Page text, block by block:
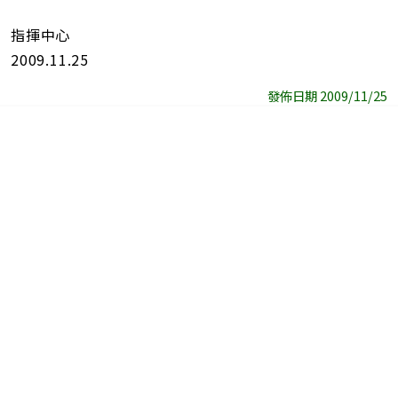
指揮中心
2009.11.25
發佈日期 2009/11/25